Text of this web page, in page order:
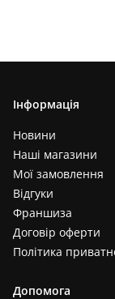
Інформація
Новини
Наші магазини
Мої замовлення
Відгуки
Франшиза
Договір оферти
Політика
Допомога